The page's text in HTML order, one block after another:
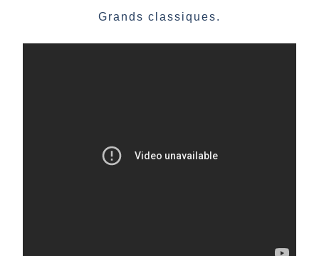
Grands classiques.